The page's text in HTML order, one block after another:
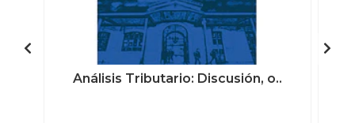
Análisis Tributario: Discusión, o..